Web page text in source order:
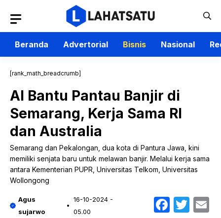
isi
Beranda
Advertorial Bisnis Nasional
[rank_math_breadcrumb]
AI Bantu Pantau Banjir di
Semarang, Kerja Sama RI
dan Australia
Semarang dan Pekalongan, dua kota di Pantura Jawa, kini
memiliki senjata baru untuk melawan banjir. Melalui kerja sama
antara Kementerian PUPR, Universitas Telkom, Universitas
Wollongong
Agus
sujarwo
16-10-2024 -
05.00